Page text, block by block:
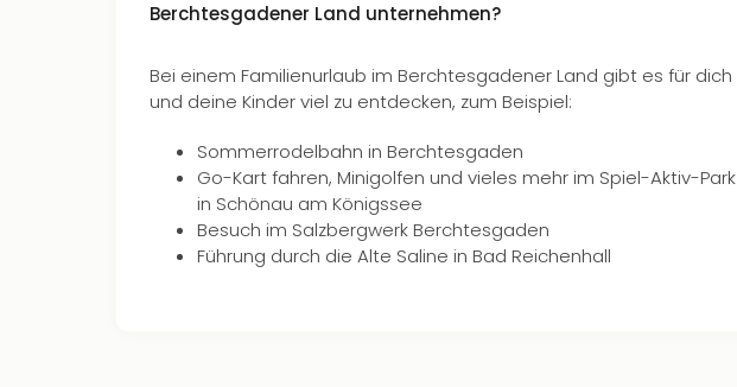
Berchtesgadener Land unternehmen?
Bei einem Familienurlaub im Berchtesgadener Land gibt es für dich
und deine Kinder viel zu entdecken, zum Beispiel:
Sommerrodelbahn in Berchtesgaden
Go-Kart fahren, Minigolfen und vieles mehr im Spiel-Aktiv-Park
in Schönau am Königssee
Besuch im Salzbergwerk Berchtesgaden
Führung durch die Alte Saline in Bad Reichenhall